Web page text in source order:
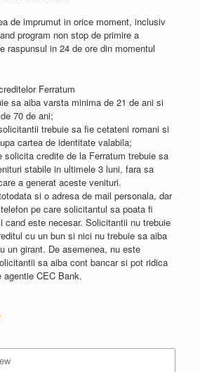
de imprumut in orice moment, inclusiv
program non stop de primire a
raspunsul in 24 de ore din momentul
Ferratum
sa aiba varsta minima de 21 de ani si
70 de ani;
trebuie sa fie cetateni romani si
cartea de identitate valabila;
solicita credite de la Ferratum trebuie sa
stabile in ultimele 3 luni, fara sa
a generat aceste venituri.
si o adresa de mail personala, dar
pe care solicitantul sa poata fi
cand este necesar. Solicitantii nu trebuie
cu un bun si nici nu trebuie sa aiba
un girant. De asemenea, nu este
sa aiba cont bancar si pot ridica
agentie CEC Bank.